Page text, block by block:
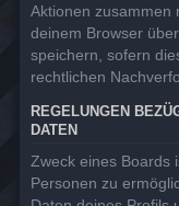
Aktionen zusammen
deinem Browser
speichern, sofern
rechtlichen
REGELUNGEN
DATEN
Zweck eines Boards
Personen zu